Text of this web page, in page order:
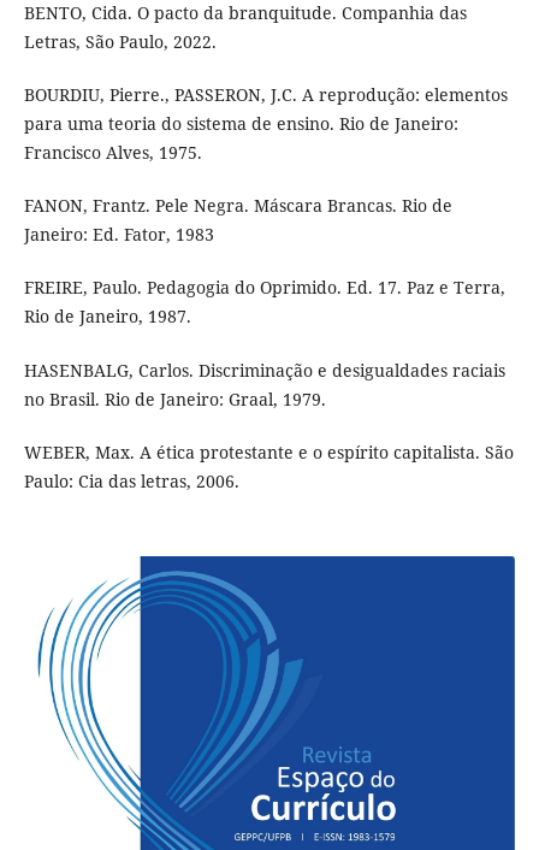
BENTO, Cida. O pacto da branquitude. Companhia das
Letras, São Paulo, 2022.
BOURDIU, Pierre., PASSERON, J.C. A reprodução: elementos
para uma teoria do sistema de ensino. Rio de Janeiro:
Francisco Alves, 1975.
FANON, Frantz. Pele Negra. Máscara Brancas. Rio de
Janeiro: Ed. Fator, 1983
FREIRE, Paulo. Pedagogia do Oprimido. Ed. 17. Paz e Terra,
Rio de Janeiro, 1987.
HASENBALG, Carlos. Discriminação e desigualdades raciais
no Brasil. Rio de Janeiro: Graal, 1979.
WEBER, Max. A ética protestante e o espírito capitalista. São
Paulo: Cia das letras, 2006.